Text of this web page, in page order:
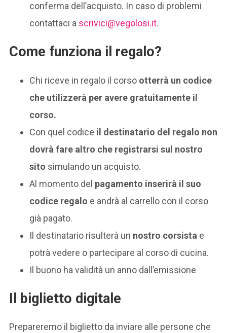
conferma dell’acquisto. In caso di problemi
contattaci a scrivici@vegolosi.it.
Come funziona il regalo?
Chi riceve in regalo il corso otterrà un codice
che utilizzerà per avere gratuitamente il
corso.
Con quel codice il destinatario del regalo non
dovrà fare altro che registrarsi sul nostro
sito simulando un acquisto.
Al momento del pagamento inserirà il suo
codice regalo e andrà al carrello con il corso
già pagato.
Il destinatario risulterà un nostro corsista e
potrà vedere o partecipare al corso di cucina.
Il buono ha validità un anno dall’emissione
Il biglietto digitale
Prepareremo il biglietto da inviare alle persone che